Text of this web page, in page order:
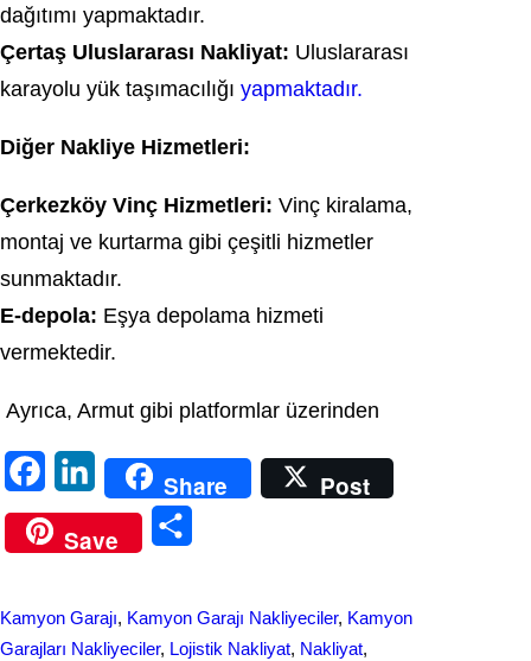
dağıtımı yapmaktadır.
Çertaş Uluslararası Nakliyat: Uluslararası
karayolu yük taşımacılığı yapmaktadır.
Diğer Nakliye Hizmetleri:
Çerkezköy Vinç Hizmetleri: Vinç kiralama,
montaj ve kurtarma gibi çeşitli hizmetler
sunmaktadır.
E-depola: Eşya depolama hizmeti
vermektedir.
Ayrıca, Armut gibi platformlar üzerinden
a
c
i
n
Share
Post
Save
r
Kamyon Garajı, Kamyon Garajı Nakliyeciler, Kamyon
Garajları Nakliyeciler, Lojistik Nakliyat, Nakliyat